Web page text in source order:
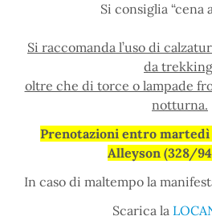
Si consiglia “cena
Si raccomanda l’uso di
da
oltre che di torce o lampade
notturna.
Prenotazioni entro martedì
Alleyson (328/
In caso di maltempo la
Scarica la